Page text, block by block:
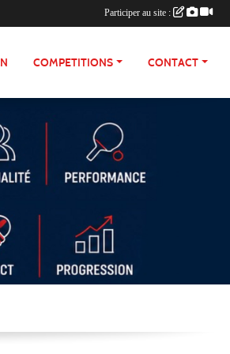
COMPETITIONS CONTACT
Participer au site :